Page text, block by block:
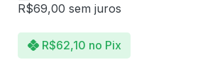
R$69,00 sem juros
R$62,10 no Pix